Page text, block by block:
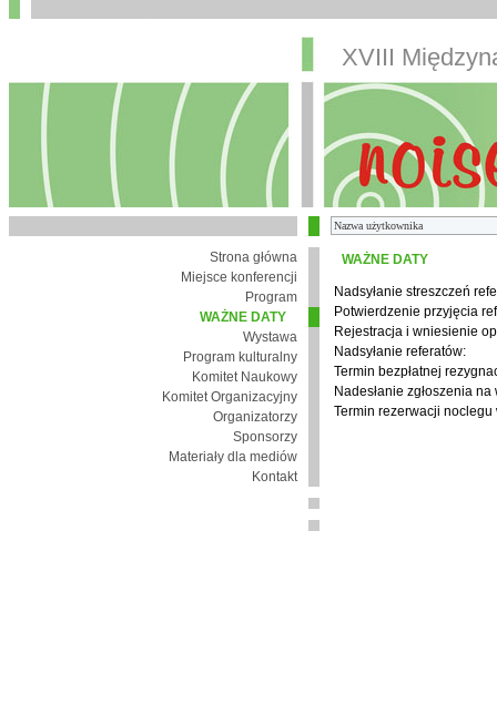
XVIII
Strona główna
Miejsce konferencji
Program
WAŻNE DATY
Wystawa
Program kulturalny
Komitet Naukowy
Komitet Organizacyjny
Organizatorzy
Sponsorzy
Materiały dla mediów
Kontakt
WAŻNE DATY
Nadsyłanie streszczeń
Potwierdzenie przyjęcia
Rejestracja i wniesienie
Nadsyłanie referatów:
Termin bezpłatnej
Nadesłanie zgłoszenia na
Termin rezerwacji